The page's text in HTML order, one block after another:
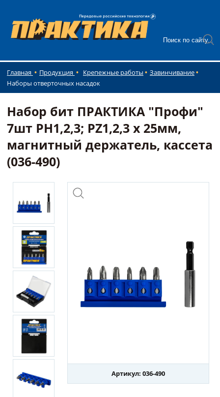
Главная Продукция Крепежные работы
Завинчивание
Наборы отверточных насадок
Набор бит ПРАКТИКА "Профи"
7шт PH1,2,3; PZ1,2,3 x 25мм,
магнитный держатель, кассета
(036-490)
Артикул: 036-490